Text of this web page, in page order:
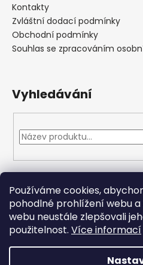
Používáme cookies,
pohodlné prohlížení webu
webu neustále zlepšovali
použitelnost. Více informací
Kontakty
Zvláštní dodací podmínky
Obchodní podmínky
Souhlas se zpracováním
Vyhledávání
Přijímáme online